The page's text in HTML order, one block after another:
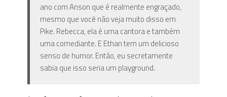
ano com Anson que é realmente engraçado,
mesmo que você não veja muito disso em
Pike. Rebecca, ela é uma cantora e também
uma comediante. E Ethan tem um delicioso
senso de humor. Então, eu secretamente
sabia que isso seria um playground.